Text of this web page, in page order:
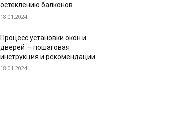
остеклению балконов
18.01.2024
Процесс установки окон и
дверей — пошаговая
инструкция и рекомендации
18.01.2024